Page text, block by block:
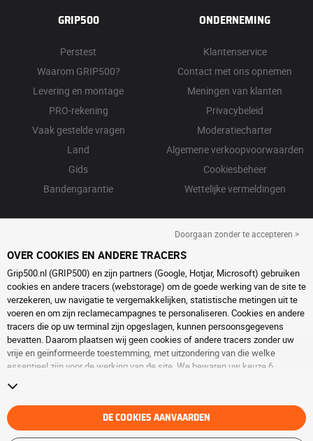
GRIP500
Perstest
Waarom GRIP500?
Levering en montage
PRO-rekening
Vaak gestelde vragen
Land
Gids
Bandengarantie
ONDERNEMING
Klantenservice
Contact met ons opnemen
Meningen van klanten
Privacybeleid
Moderatiecharter
Algemene verkoopvoorwaarden
Cookiesbeheer
Wettelijke vermeldingen
Doorgaan zonder te accepteren >
OVER COOKIES EN ANDERE TRACERS
Grip500.nl (GRIP500) en zijn partners (Google, Hotjar, Microsoft) gebruiken
cookies en andere tracers (webstorage) om de goede werking van de site te
verzekeren, uw navigatie te vergemakkelijken, statistische metingen uit te
voeren en om zijn reclamecampagnes te personaliseren. Cookies en andere
tracers die op uw terminal zijn opgeslagen, kunnen persoonsgegevens
bevatten. Daarom plaatsen wij geen cookies of andere tracers zonder uw
vrije en geïnformeerde toestemming, met uitzondering van die welke
essentieel zijn voor de werking van de site. We bewaren uw keuze 6
pagina over
verder te surfen zonder het deponeren van cookies of andere tracers te
aanvaarden. Weigering verhindert de toegang tot diensten niet GRIP500.
Voor meer informatie,bezoek de cookies en andere tracerspagina.
DE COOKIES AANVAARDEN